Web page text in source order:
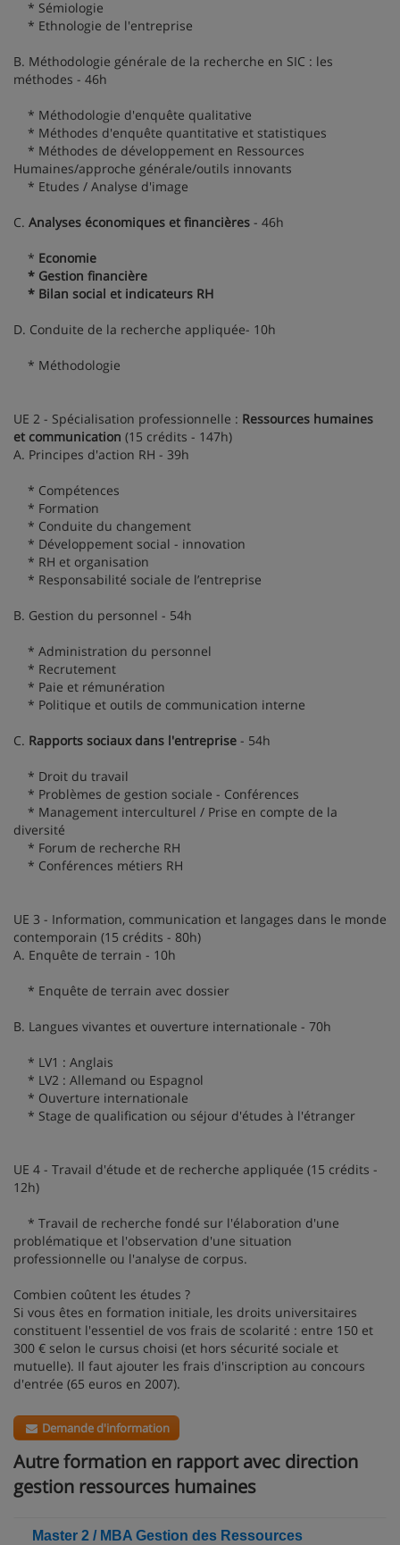
* Sémiologie
* Ethnologie de l'entreprise
B. Méthodologie générale de la recherche en SIC : les
méthodes - 46h
* Méthodologie d'enquête qualitative
* Méthodes d'enquête quantitative et statistiques
* Méthodes de développement en Ressources
Humaines/approche générale/outils innovants
* Etudes / Analyse d'image
C. Analyses économiques et financières - 46h
* Economie
* Gestion financière
* Bilan social et indicateurs RH
D. Conduite de la recherche appliquée- 10h
* Méthodologie
UE 2 - Spécialisation professionnelle : Ressources humaines
et communication (15 crédits - 147h)
A. Principes d'action RH - 39h
* Compétences
* Formation
* Conduite du changement
* Développement social - innovation
* RH et organisation
* Responsabilité sociale de l’entreprise
B. Gestion du personnel - 54h
* Administration du personnel
* Recrutement
* Paie et rémunération
* Politique et outils de communication interne
C. Rapports sociaux dans l'entreprise - 54h
* Droit du travail
* Problèmes de gestion sociale - Conférences
* Management interculturel / Prise en compte de la
diversité
* Forum de recherche RH
* Conférences métiers RH
UE 3 - Information, communication et langages dans le monde
contemporain (15 crédits - 80h)
A. Enquête de terrain - 10h
* Enquête de terrain avec dossier
B. Langues vivantes et ouverture internationale - 70h
* LV1 : Anglais
* LV2 : Allemand ou Espagnol
* Ouverture internationale
* Stage de qualification ou séjour d'études à l'étranger
UE 4 - Travail d'étude et de recherche appliquée (15 crédits -
12h)
* Travail de recherche fondé sur l'élaboration d'une
problématique et l'observation d'une situation
professionnelle ou l'analyse de corpus.
Combien coûtent les études ?
Si vous êtes en formation initiale, les droits universitaires
constituent l'essentiel de vos frais de scolarité : entre 150 et
300 € selon le cursus choisi (et hors sécurité sociale et
mutuelle). Il faut ajouter les frais d'inscription au concours
d'entrée (65 euros en 2007).
Demande d'information
Autre formation en rapport avec direction
gestion ressources humaines
Master 2 / MBA Gestion des Ressources